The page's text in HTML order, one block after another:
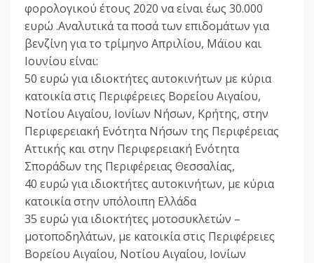
φορολογικού έτους 2020 να είναι έως 30.000
ευρώ .Αναλυτικά τα ποσά των επιδομάτων για
βενζίνη για το τρίμηνο Απριλίου, Μάϊου και
Ιουνίου είναι:
50 ευρώ για ιδιοκτήτες αυτοκινήτων με κύρια
κατοικία στις Περιφέρειες Βορείου Αιγαίου,
Νοτίου Αιγαίου, Ιονίων Νήσων, Κρήτης, στην
Περιφερειακή Ενότητα Νήσων της Περιφέρειας
Αττικής και στην Περιφερειακή Ενότητα
Σποράδων της Περιφέρειας Θεσσαλίας,
40 ευρώ για ιδιοκτήτες αυτοκινήτων, με κύρια
κατοικία στην υπόλοιπη Ελλάδα
35 ευρώ για ιδιοκτήτες μοτοσυκλετών –
μοτοποδηλάτων, με κατοικία στις Περιφέρειες
Βορείου Αιγαίου, Νοτίου Αιγαίου, Ιονίων